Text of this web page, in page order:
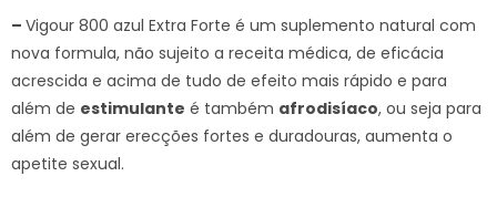
– Vigour 800 azul Extra Forte é um suplemento natural com
nova formula, não sujeito a receita médica, de eficácia
acrescida e acima de tudo de efeito mais rápido e para
além de estimulante é também afrodisíaco, ou seja para
além de gerar erecções fortes e duradouras, aumenta o
apetite sexual.